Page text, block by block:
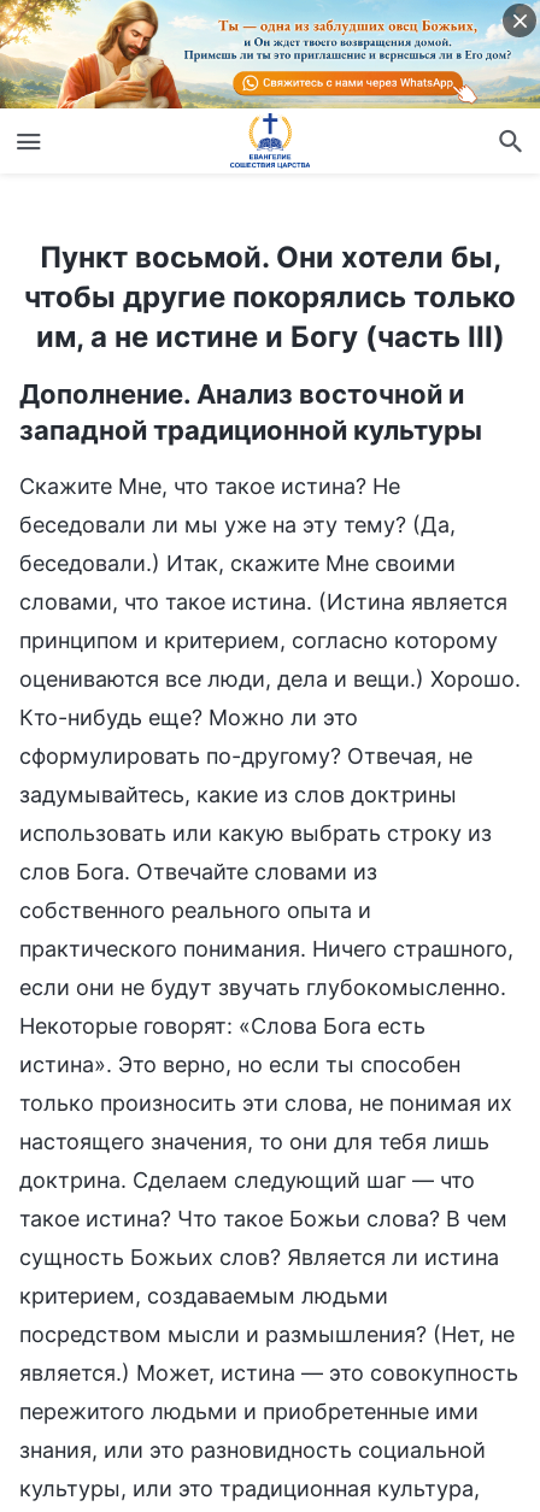
Пункт восьмой. Они хотели бы,
чтобы другие покорялись только
им, а не истине и Богу (часть III)
Дополнение. Анализ восточной и
западной традиционной культуры
Скажите Мне, что такое истина? Не
беседовали ли мы уже на эту тему? (Да,
беседовали.) Итак, скажите Мне своими
словами, что такое истина. (Истина является
принципом и критерием, согласно которому
оцениваются все люди, дела и вещи.) Хорошо.
Кто-нибудь еще? Можно ли это
сформулировать по-другому? Отвечая, не
задумывайтесь, какие из слов доктрины
использовать или какую выбрать строку из
слов Бога. Отвечайте словами из
собственного реального опыта и
практического понимания. Ничего страшного,
если они не будут звучать глубокомысленно.
Некоторые говорят: «Слова Бога есть
истина». Это верно, но если ты способен
только произносить эти слова, не понимая их
настоящего значения, то они для тебя лишь
доктрина. Сделаем следующий шаг — что
такое истина? Что такое Божьи слова? В чем
сущность Божьих слов? Является ли истина
критерием, создаваемым людьми
посредством мысли и размышления? (Нет, не
является.) Может, истина — это совокупность
пережитого людьми и приобретенные ими
знания, или это разновидность социальной
культуры, или это традиционная культура,